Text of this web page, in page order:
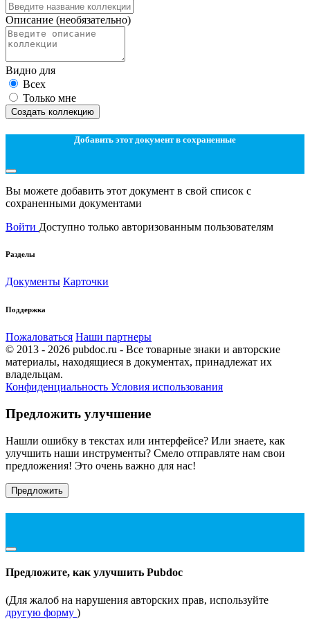
Описание (необязательно)
Видно для
Всех
Только мне
Создать коллекцию
Добавить этот документ в сохраненные
Вы можете добавить этот документ в свой список с
сохраненными документами
Войти Доступно только авторизованным пользователям
Разделы
Документы Карточки
Поддержка
Пожаловаться Наши партнеры
© 2013 - 2026 pubdoc.ru - Все товарные знаки и авторские
материалы, находящиеся в документах, принадлежат их
владельцам.
Конфиденциальность Условия использования
Предложить улучшение
Нашли ошибку в текстах или интерфейсе? Или знаете, как
улучшить наши инструменты? Смело отправляте нам свои
предложения! Это очень важно для нас!
Предложить
Предложите, как улучшить Pubdoc
(Для жалоб на нарушения авторских прав, используйте
другую форму )